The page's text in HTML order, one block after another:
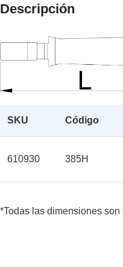
Descripción
SKU Código
610930 385H
*Todas las dimensiones